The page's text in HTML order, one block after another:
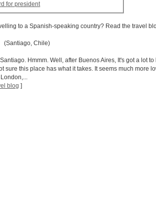
for president
to a Spanish-speaking country? Read the travel
(Santiago, Chile)
Hmmm. Well, after Buenos Aires, It's got a lot
sure this place has what it takes. It seems much
blog ]